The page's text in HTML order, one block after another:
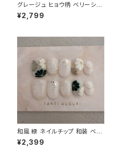
グレージュ ヒョウ柄 ベリーショ
ート ネイルチップ 豹柄 アニマル
セクシー 通販 販売店 売ってる
¥2,799
和風 緑 ネイルチップ 和装 ベリ
ーショート 着物用 乳白色 短め
小さめ 和柄 前撮り 和服用 成
¥2,399